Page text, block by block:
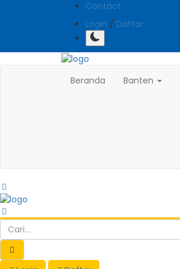
Contact
Login / Daftar
Beranda Banten